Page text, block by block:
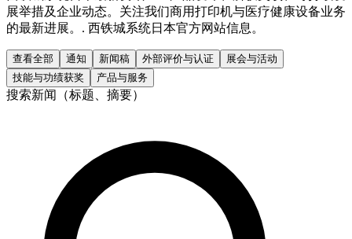
展举措及企业动态。关注我们商用打印机与医疗健康设备业务
的最新进展。. 西铁城系统日本官方网站信息。
查看全部 通知 新闻稿 外部评价与认证
展会与活动
技能与功绩获奖
产品与服务
搜索新闻（标题、摘要）